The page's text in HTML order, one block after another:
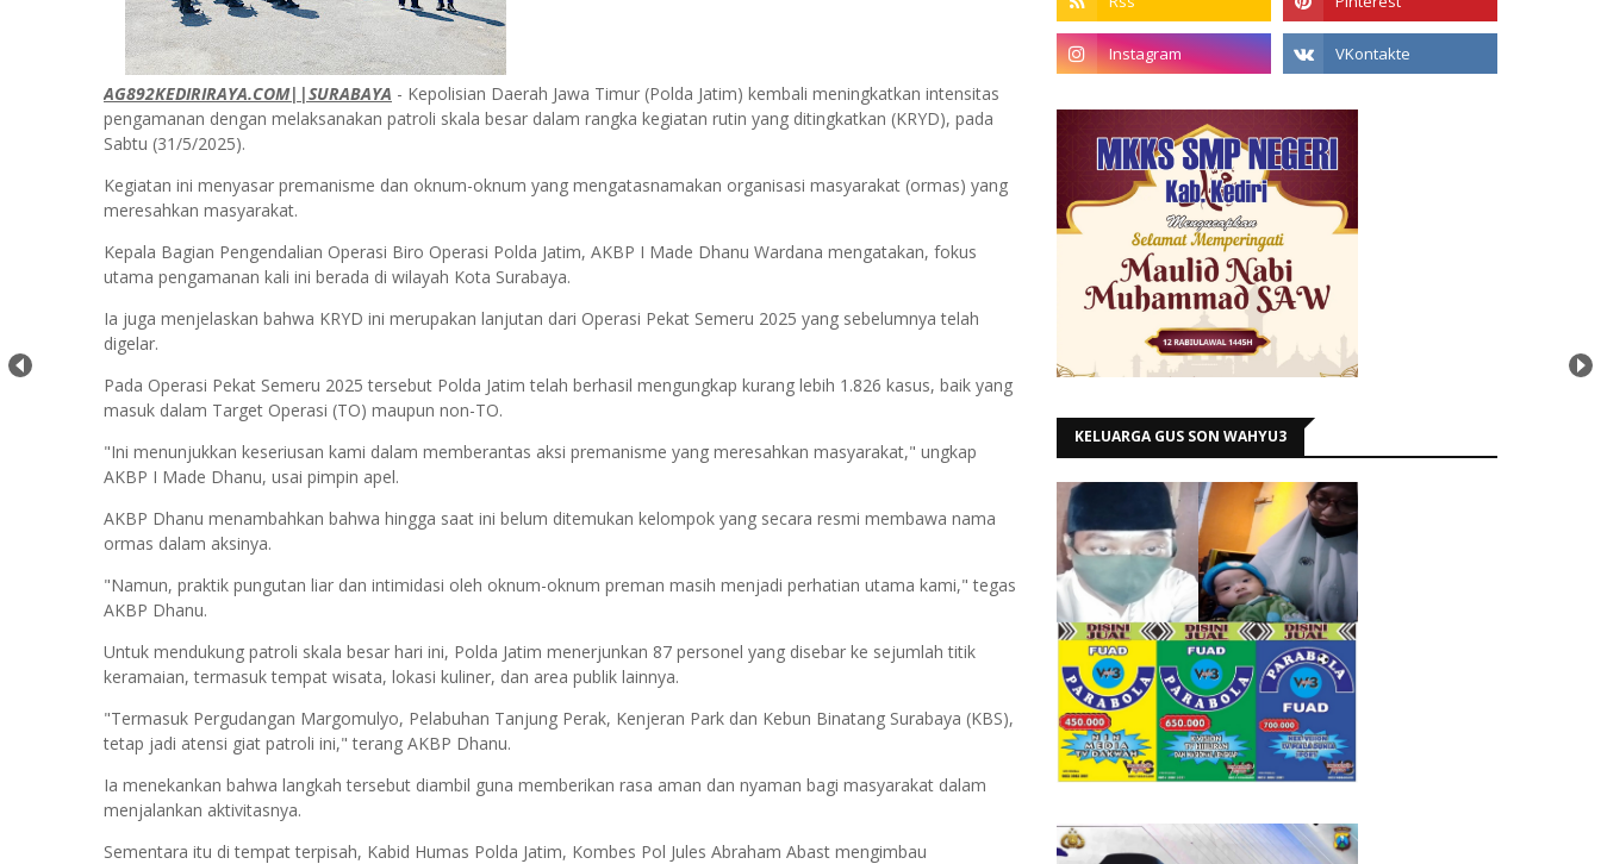
AG892KEDIRIRAYA.COM||SURABAYA - Kepolisian Daerah Jawa Timur (Polda Jatim) kembali meningkatkan intensitas
pengamanan dengan melaksanakan patroli skala besar dalam rangka kegiatan rutin yang ditingkatkan (KRYD), pada
Sabtu (31/5/2025).
Kegiatan ini menyasar premanisme dan oknum-oknum yang mengatasnamakan organisasi masyarakat (ormas) yang
meresahkan masyarakat.
Kepala Bagian Pengendalian Operasi Biro Operasi Polda Jatim, AKBP I Made Dhanu Wardana mengatakan, fokus
utama pengamanan kali ini berada di wilayah Kota Surabaya.
Ia juga menjelaskan bahwa KRYD ini merupakan lanjutan dari Operasi Pekat Semeru 2025 yang sebelumnya telah
digelar.
Pada Operasi Pekat Semeru 2025 tersebut Polda Jatim telah berhasil mengungkap kurang lebih 1.826 kasus, baik yang
masuk dalam Target Operasi (TO) maupun non-TO.
"Ini menunjukkan keseriusan kami dalam memberantas aksi premanisme yang meresahkan masyarakat," ungkap
AKBP I Made Dhanu, usai pimpin apel.
AKBP Dhanu menambahkan bahwa hingga saat ini belum ditemukan kelompok yang secara resmi membawa nama
ormas dalam aksinya.
"Namun, praktik pungutan liar dan intimidasi oleh oknum-oknum preman masih menjadi perhatian utama kami," tegas
AKBP Dhanu.
Untuk mendukung patroli skala besar hari ini, Polda Jatim menerjunkan 87 personel yang disebar ke sejumlah titik
keramaian, termasuk tempat wisata, lokasi kuliner, dan area publik lainnya.
"Termasuk Pergudangan Margomulyo, Pelabuhan Tanjung Perak, Kenjeran Park dan Kebun Binatang Surabaya (KBS),
tetap jadi atensi giat patroli ini," terang AKBP Dhanu.
Ia menekankan bahwa langkah tersebut diambil guna memberikan rasa aman dan nyaman bagi masyarakat dalam
menjalankan aktivitasnya.
Sementara itu di tempat terpisah, Kabid Humas Polda Jatim, Kombes Pol Jules Abraham Abast mengimbau
KELUARGA GUS SON WAHYU3